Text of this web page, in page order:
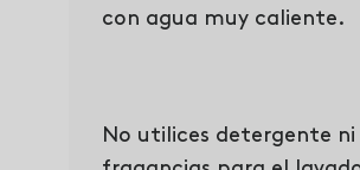
con agua muy caliente.
No utilices detergente ni